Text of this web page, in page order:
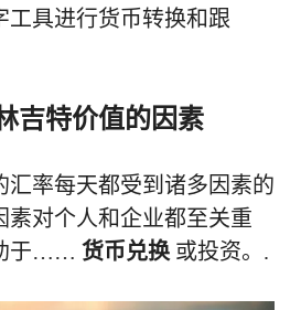
工具进行货币转换和跟
吉特价值的因素
汇率每天都受到诸多因素的
素对个人和企业都至关重
于…… 货币兑换 或投资。.